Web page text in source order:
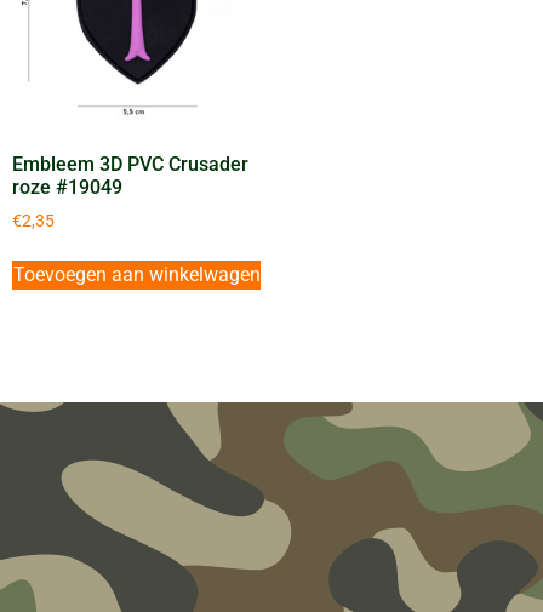
Embleem 3D PVC Crusader
roze #19049
€2,35
Toevoegen aan winkelwagen